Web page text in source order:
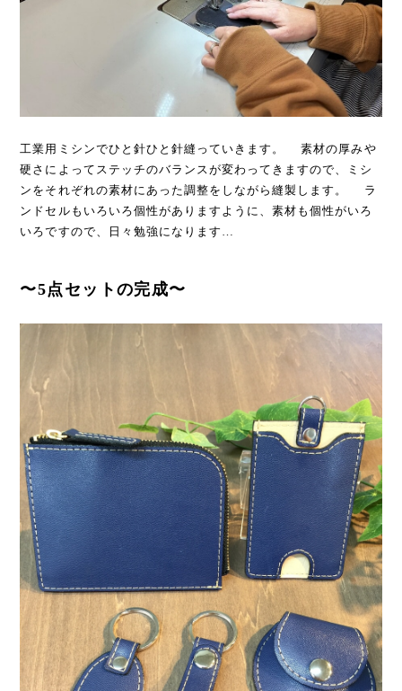
工業用ミシンでひと針ひと針縫っていきます。 素材の厚みや
硬さによってステッチのバランスが変わってきますので、ミシ
ンをそれぞれの素材にあった調整をしながら縫製します。 ラ
ンドセルもいろいろ個性がありますように、素材も個性がいろ
いろですので、日々勉強になります…
〜5点セットの完成〜